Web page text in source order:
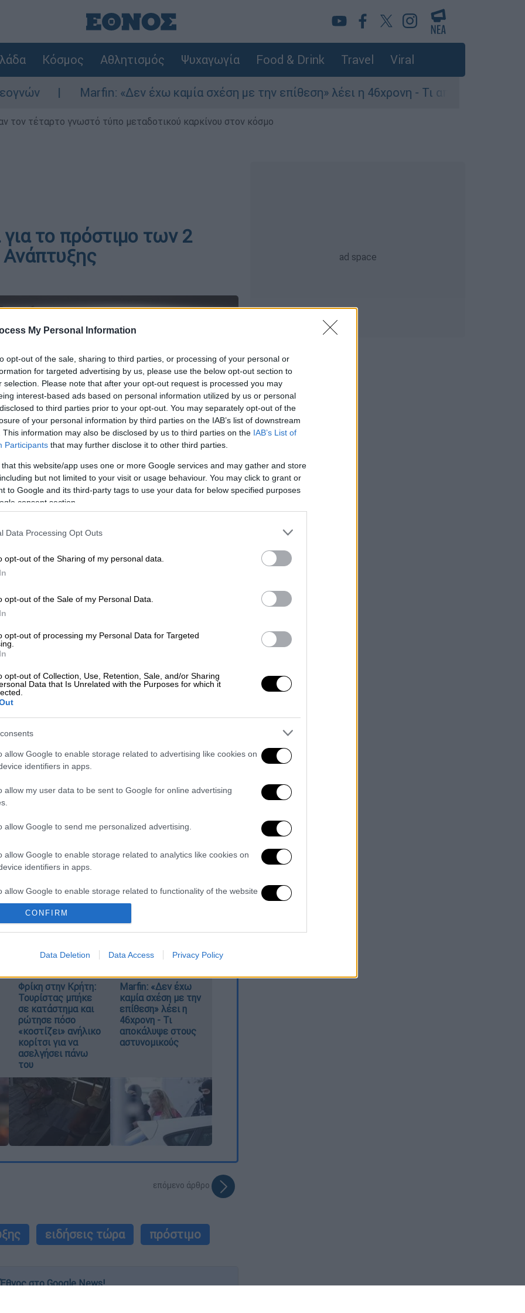
My Personal Information
opt-out of the sale, sharing to third parties, or processing of your personal or
for targeted advertising by us, please use the below opt-out section to
selection. Please note that after your opt-out request is processed you may
interest-based ads based on personal information utilized by us or personal
to third parties prior to your opt-out. You may separately opt-out of the
of your personal information by third parties on the IAB’s list of downstream
This information may also be disclosed by us to third parties on the IAB’s List of
Participants that may further disclose it to other third parties.
that this website/app uses one or more Google services and may gather and store
but not limited to your visit or usage behaviour. You may click to grant or
to Google and its third-party tags to use your data for below specified purposes
consent section.
Data Processing Opt Outs
opt-out of the Sharing of my personal data.
opt-out of the Sale of my Personal Data.
opt-out of processing my Personal Data for Targeted
opt-out of Collection, Use, Retention, Sale, and/or Sharing
Data that Is Unrelated with the Purposes for which it
allow Google to enable storage related to advertising like cookies on
identifiers in apps.
allow my user data to be sent to Google for online advertising
allow Google to send me personalized advertising.
allow Google to enable storage related to analytics like cookies on
identifiers in apps.
allow Google to enable storage related to functionality of the website
allow Google to enable storage related to security, including
CONFIRM
Data Deletion Data Access Privacy Policy
Κόσμος Αθλητισμός Ψυχαγωγία Food & Drink Travel Viral
Marfin: «Δεν έχω καμία σχέση με την επίθεση» λέει η 46χρονη - Τι αποκάλυψε στους
τον τέταρτο γνωστό τύπο μεταδοτικού καρκίνου στον κόσμο
το πρόστιμο των 2
το ΕΘΝΟΣ στη Google
ελληνική νομοθεσία» θα προβεί ο
2 εκατ. ευρώ που επέβαλε το
– East Europe Ανω?νυμη Εμπορικη? και
Τηλεπικοινωνιω?ν και
παραπλανητικές εκπτώσεις.
ΕΘΝΟΣ θα παρεμβαίνει και τα προσβλητικά σχόλια θα
Φρίκη στην Κρήτη:
Τουρίστας μπήκε
σε κατάστημα και
ρώτησε πόσο
«κοστίζει» ανήλικο
κορίτσι για να
ασελγήσει πάνω
του
Marfin: «Δεν έχω
καμία σχέση με την
επίθεση» λέει η
46χρονη - Τι
αποκάλυψε στους
αστυνομικούς
επόμενο άρθρο
ειδήσεις τώρα πρόστιμο
στο Google News!